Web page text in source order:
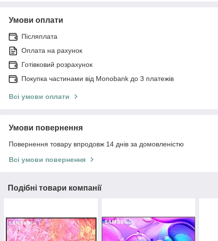
Умови оплати
Післяплата
Оплата на рахунок
Готівковий розрахунок
Покупка частинами від Monobank до 3 платежів
Всі умови оплати
Умови повернення
Повернення товару впродовж 14 днів за домовленістю
Всі умови повернення
Подібні товари компанії